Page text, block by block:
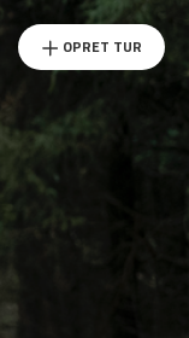
OPRET TUR